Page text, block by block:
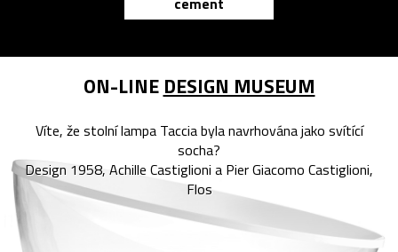
ON-LINE DESIGN MUSEUM
Víte, že stolní lampa Taccia byla navrhována jako svítící
socha?
Design 1958, Achille Castiglioni a Pier Giacomo Castiglioni,
Flos